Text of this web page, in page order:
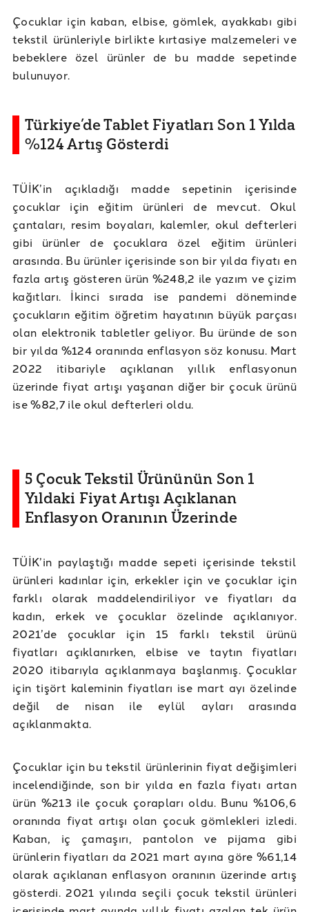
Çocuklar için kaban, elbise, gömlek, ayakkabı gibi
tekstil ürünleriyle birlikte kırtasiye malzemeleri ve
bebeklere özel ürünler de bu madde sepetinde
bulunuyor.
Türkiye’de Tablet Fiyatları Son 1 Yılda
%124 Artış Gösterdi
TÜİK’in açıkladığı madde sepetinin içerisinde
çocuklar için eğitim ürünleri de mevcut. Okul
çantaları, resim boyaları, kalemler, okul defterleri
gibi ürünler de çocuklara özel eğitim ürünleri
arasında. Bu ürünler içerisinde son bir yılda fiyatı en
fazla artış gösteren ürün %248,2 ile yazım ve çizim
kağıtları. İkinci sırada ise pandemi döneminde
çocukların eğitim öğretim hayatının büyük parçası
olan elektronik tabletler geliyor. Bu üründe de son
bir yılda %124 oranında enflasyon söz konusu. Mart
2022 itibariyle açıklanan yıllık enflasyonun
üzerinde fiyat artışı yaşanan diğer bir çocuk ürünü
ise %82,7 ile okul defterleri oldu.
5 Çocuk Tekstil Ürününün Son 1
Yıldaki Fiyat Artışı Açıklanan
Enflasyon Oranının Üzerinde
TÜİK’in paylaştığı madde sepeti içerisinde tekstil
ürünleri kadınlar için, erkekler için ve çocuklar için
farklı olarak maddelendiriliyor ve fiyatları da
kadın, erkek ve çocuklar özelinde açıklanıyor.
2021’de çocuklar için 15 farklı tekstil ürünü
fiyatları açıklanırken, elbise ve taytın fiyatları
2020 itibarıyla açıklanmaya başlanmış. Çocuklar
için tişört kaleminin fiyatları ise mart ayı özelinde
değil de nisan ile eylül ayları arasında
açıklanmakta.
Çocuklar için bu tekstil ürünlerinin fiyat değişimleri
incelendiğinde, son bir yılda en fazla fiyatı artan
ürün %213 ile çocuk çorapları oldu. Bunu %106,6
oranında fiyat artışı olan çocuk gömlekleri izledi.
Kaban, iç çamaşırı, pantolon ve pijama gibi
ürünlerin fiyatları da 2021 mart ayına göre %61,14
olarak açıklanan enflasyon oranının üzerinde artış
gösterdi. 2021 yılında seçili çocuk tekstil ürünleri